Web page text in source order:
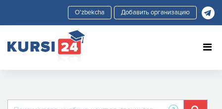
Добавить организацию